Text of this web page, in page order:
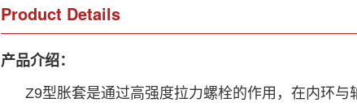
Product Details
产品介绍：
Z9型胀套是通过高强度拉力螺栓的作用，在内环与